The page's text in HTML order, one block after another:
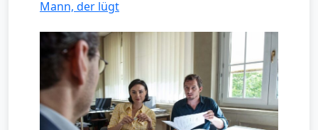
Mann, der lügt